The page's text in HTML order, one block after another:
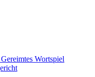
Gereimtes Wortspiel